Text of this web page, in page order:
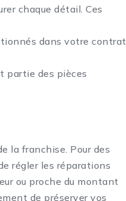
chaque détail. Ces
dans votre contrat
partie des pièces
la franchise. Pour des
régler les réparations
ou proche du montant
de préserver vos